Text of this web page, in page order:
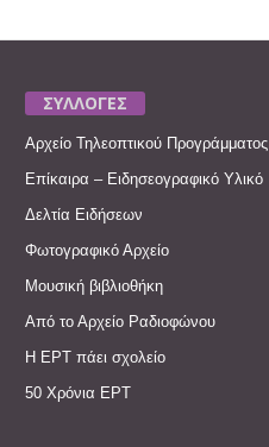
ΣΥΛΛΟΓΕΣ
Αρχείο Τηλεοπτικού Προγράμματος
Επίκαιρα – Ειδησεογραφικό Υλικό
Δελτία Ειδήσεων
Φωτογραφικό Αρχείο
Μουσική βιβλιοθήκη
Από το Αρχείο Ραδιοφώνου
Η ΕΡΤ πάει σχολείο
50 Χρόνια ΕΡΤ